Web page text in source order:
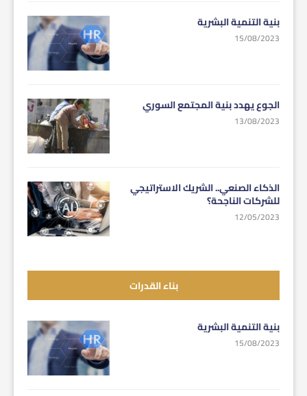
بنية التنمية البشرية
15/08/2023
الجوع يهدد بنية المجتمع السوري
13/08/2023
الذكاء الصنعي.. الشريك الاستراتيجي
للشركات الناجحة؟
12/05/2023
بناء القدرات
بنية التنمية البشرية
15/08/2023